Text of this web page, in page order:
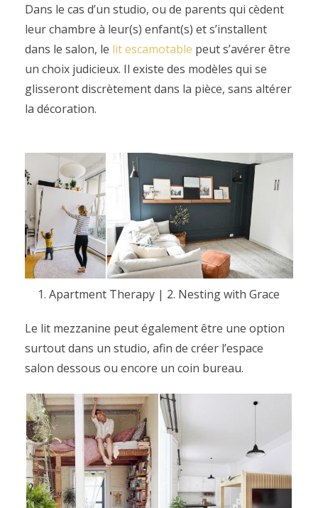
Dans le cas d’un studio, ou de parents qui cèdent
leur chambre à leur(s) enfant(s) et s’installent
dans le salon, le lit escamotable peut s’avérer être
un choix judicieux. Il existe des modèles qui se
glisseront discrètement dans la pièce, sans altérer
la décoration.
1. Apartment Therapy | 2. Nesting with Grace
Le lit mezzanine peut également être une option
surtout dans un studio, afin de créer l’espace
salon dessous ou encore un coin bureau.